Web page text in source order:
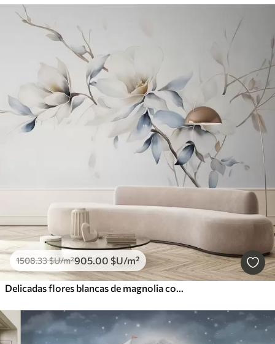
1508.33$U/m²905.00 $U/m²
Delicadas flores blancas de magnolia con suaves pétalos azules sobre un fondo claro acuarela imitación minimalismo